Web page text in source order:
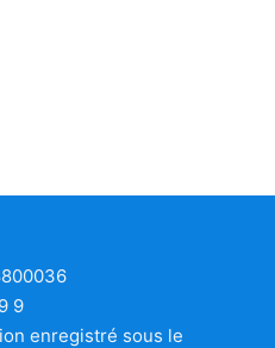
9
enregistré sous le